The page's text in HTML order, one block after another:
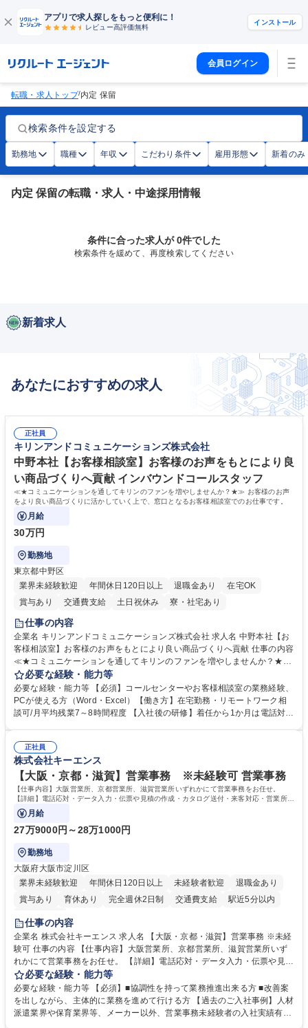
アプリで求人探しをもっと便利に！
レビュー高評価無料
インストール
会員ログイン
転職・求人トップ/内定 保留
検索条件を設定する
勤務地 職種 年収 こだわり条件 雇用形態 新着のみ
内定 保留の転職・求人・中途採用情報
条件に合った求人が 0件でした
検索条件を緩めて、再度検索してください
新着求人
あなたにおすすめの求人
正社員
キリンアンドコミュニケーションズ株式会社
中野本社【お客様相談室】お客様のお声をもとにより良
い商品づくりへ貢献 インバウンドコールスタッフ
≪★コミュニケーションを通してキリンのファンを増やしませんか？★≫ お客様のお声
をより良い商品づくりに活かしていく上で、窓口となるお客様相談室でのお仕事です。
月給
30万円
勤務地
東京都中野区
業界未経験歓迎
年間休日120日以上 退職金あり
在宅OK
賞与あり
交通費支給 土日祝休み 寮・社宅あり
仕事の内容
企業名 キリンアンドコミュニケーションズ株式会社 求人名 中野本社【お
客様相談室】お客様のお声をもとにより良い商品づくりへ貢献 仕事の内容
≪★コミュニケーションを通してキリンのファンを増やしませんか？★≫
お客様のお声をより良い商品づくりに活かしていく上で、窓口となるお客
様相談室でのお仕事です。 日々お客様からいただくキリングループへのご
意見を、企業活動に活かしています。お客様からの声に迅速かつ誠意をも
って対応、情報提供するとともにグループ内活動に反映しています。 【具
平均100件前後■メール・手紙：同上40件前後 募集職種 中野本社【お客様
相談室】お客様のお声をもとにより良い商品づくりへ貢献
必要な経験・能力等
必要な経験・能力等 【必須】コールセンターやお客様相談室の業務経験、
PCが使える方（Word・Excel）【働き方】在宅勤務・リモートワーク相
談可/月平均残業7～8時間程度 【入社後の研修】着任から1か月は電話対応
すのでご安心ください。 【当社について】キリングループの広報機能を担
う会社として、お客様との出会いを大切にし、磨き上げたホスピタリティ
を込めてコミュニケーションをとりながら広報関連業務を行っておりま
す。 学歴・資格 学歴：大学院 大学 高専 短大 専修学校 高校 語学力： 資
格：
正社員
株式会社キーエンス
【大阪・京都・滋賀】営業事務 ※未経験可 営業事務
【仕事内容】大阪営業所、京都営業所、滋賀営業所いずれかにて営業事務をお任せ。
【詳細】電話応対・データ入力・伝票や見積の作成・カタログ送付・来客対応・営業所内
で発生する事務業務や業務改善をお任せ。
月給
27万9000円～28万1000円
勤務地
大阪府大阪市淀川区
業界未経験歓迎
年間休日120日以上 未経験者歓迎
退職金あり
賞与あり
育休あり 完全週休2日制 交通費支給
駅近5分以内
土日祝休み
仕事の内容
企業名 株式会社キーエンス 求人名 【大阪・京都・滋賀】営業事務 ※未経
験可 仕事の内容 【仕事内容】大阪営業所、京都営業所、滋賀営業所いず
れかにて営業事務をお任せ。 【詳細】電話応対・データ入力・伝票や見積
の作成・カタログ送付・来客対応・営業所内で発生する事務業務や業務改
善をお任せ。 【教育制度】ご入社後、育成担当とペアになりながらOJTに
て業務を覚えていただくことが可能です。業務システムがきちんと構築さ
れているため、スムーズに仕事に慣れることができる環境です。また、
必要な経験・能力等
必要な経験・能力等 【必須】■協調性を持って業務推進出来る方 ■改善案
を出しながら、主体的に業務を進めて行ける方 【過去のご入社事例】人材
派遣業界や保育業界等、メーカー以外、営業事務未経験者の入社実績有